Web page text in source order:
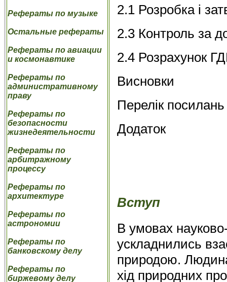
Рефераты по музыке
Остальные рефераты
Рефераты по авиации
и космонавтике
Рефераты по
административному
праву
Рефераты по
безопасности
жизнедеятельности
Рефераты по
арбитражному
процессу
Рефераты по
архитектуре
Рефераты по
астрономии
Рефераты по
банковскому делу
Рефераты по
биржевому делу
2.1 Розробка і
2.3 Контроль за
2.4 Розрахунок
Висновки
Перелік посилань
Додаток
Вступ
В умовах
ускладнились
природою.
хід природних